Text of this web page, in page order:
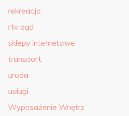
rekreacja
rtv agd
sklepy internetowe
transport
uroda
usługi
Wyposażenie Wnętrz